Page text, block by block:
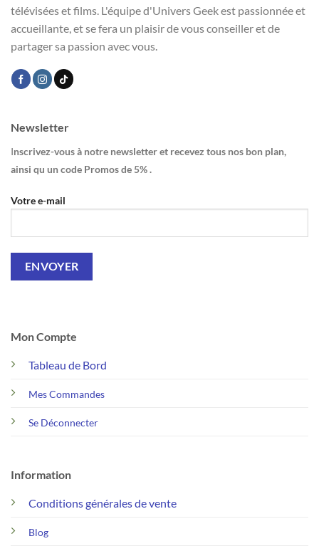
télévisées et films. L'équipe d'Univers Geek est passionnée et
accueillante, et se fera un plaisir de vous conseiller et de
partager sa passion avec vous.
Mon Compte
Tableau de Bord
Mes Commandes
Se Déconnecter
Information
Conditions générales de vente
Blog
Newsletter
Inscrivez-vous à notre newsletter et recevez tous nos bon plan,
ainsi qu un code Promos de 5% .
Votre e-mail